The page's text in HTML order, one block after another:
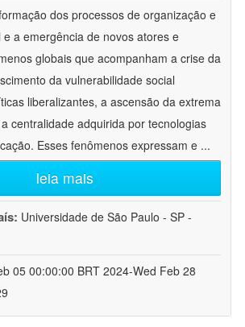
dos processos de organização e
e a emergência de novos atores e
globais que acompanham a crise da
da vulnerabilidade social
liberalizantes, a ascensão da extrema
centralidade adquirida por tecnologias
Esses fenômenos expressam e ...
leia mais
Universidade de São Paulo - SP -
05 00:00:00 BRT 2024-Wed Feb 28